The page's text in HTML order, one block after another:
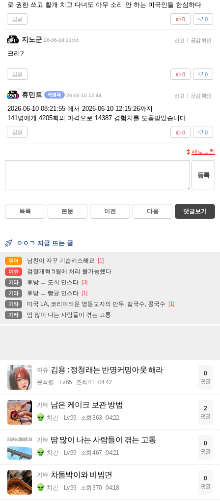
로 권한 쓰고 활개 치고 다녀도 아무 소리 안 하는 미국인들 한심하다
답글 0
0
지노군 26-06-10 11:44 신고 | 공감 확인
크리?
답글 0
0
휴민트 26-06-10 12:44 신고 | 공감 확인
2026-06-10 08:21:55 에서 2026-06-10 12:15:26까지
141명에게 4205회의 마격으로 14387 경험치를 도움받았습니다.
답글 0
0
새로고침
등록
목록 본문 이전 다음 댓글보기
ㅇㅇㄱ 지금 뜨는 글
유머 남친이 자꾸 기습키스해요 [1]
이슈 검찰개혁 5월에 처리 불가능했다
기타 후방 ㅡ 도희 인스타 [3]
기타 후방 ㅡ 빵귤 인스타 [1]
기타 미국 LA, 코리아타운 명동교자의 만두, 칼국수, 콩국수 [1]
기타 땀 많이 나는 사람들이 겪는 고통
이슈 김용 : 정청래는 반명커밍아웃 해라
윤석렬 Lv.65 조회 41 04:42
0
댓글
기타 남은 케이크 보관 방법
치킨 Lv.99 조회 363 04:22
2
댓글
기타 땀 많이 나는 사람들이 겪는 고통
치킨 Lv.99 조회 467 04:21
0
댓글
기타 차돌박이와 비빔면
치킨 Lv.99 조회 370 04:18
0
댓글